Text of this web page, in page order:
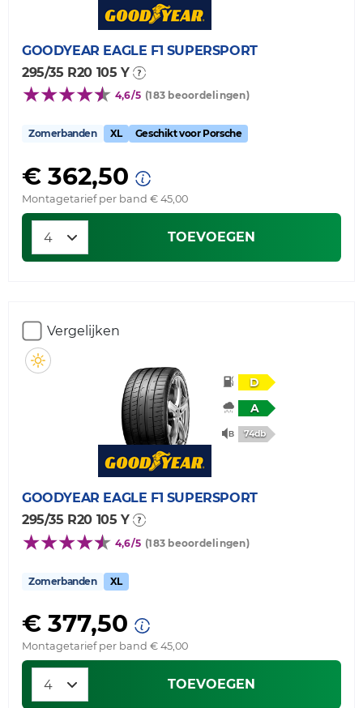
GOODYEAR EAGLE F1 SUPERSPORT
295/35 R20 105 Y
4,6/5 (183 beoordelingen)
Zomerbanden XL Geschikt voor Porsche
€ 362,50
Montagetarief per band € 45,00
TOEVOEGEN
Vergelijken
D
A
74db
GOODYEAR EAGLE F1 SUPERSPORT
295/35 R20 105 Y
4,6/5 (183 beoordelingen)
Zomerbanden XL
€ 377,50
Montagetarief per band € 45,00
TOEVOEGEN